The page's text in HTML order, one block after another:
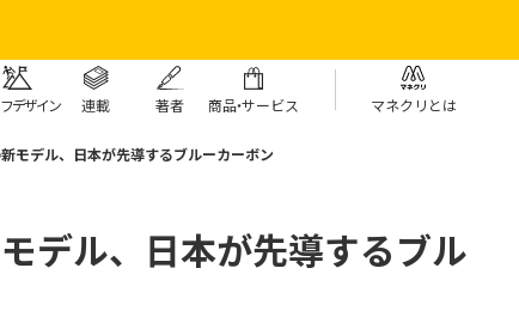
デザイン 連載 著者 商品・サービス マネクリとは
新モデル、日本が先導するブルーカーボン
デル、日本が先導するブル